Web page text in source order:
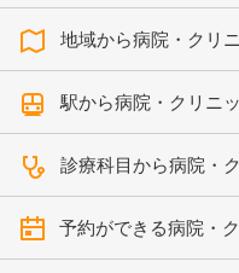
地域から病院・クリ
駅から病院・クリニ
診療科目から病院・
予約ができる病院・